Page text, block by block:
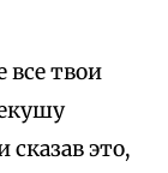
твои
это,